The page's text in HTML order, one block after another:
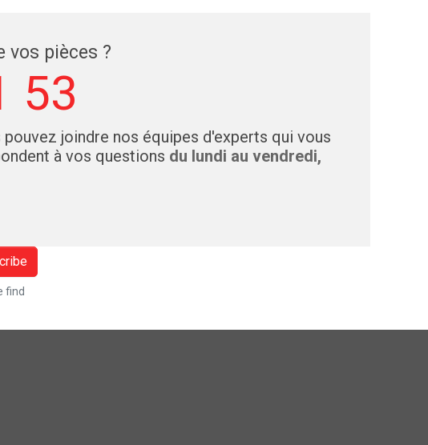
vos pièces ?
53
pouvez joindre nos équipes d'experts qui vous
à vos questions du lundi au vendredi,
find